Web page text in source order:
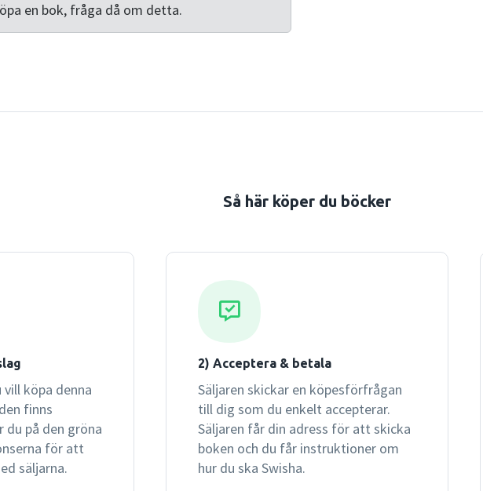
en bok, fråga då om detta.
Så här köper du böcker
köpa denna
finns
på den gröna
för att
säljarna.
2) Acceptera & betala
Säljaren skickar en köpesförfrågan
till dig som du enkelt accepterar.
Säljaren får din adress för att skicka
boken och du får instruktioner om
hur du ska Swisha.